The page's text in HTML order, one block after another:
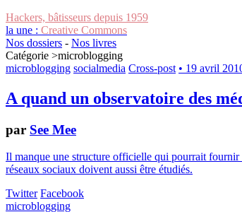
Hackers, bâtisseurs depuis 1959
la une : Creative Commons
Nos dossiers - Nos livres
Catégorie >microblogging
microblogging socialmedia Cross-post • 19 avril
A quand un observatoire des
par See Mee
Il manque une structure officielle qui pourrait fournir
réseaux sociaux doivent aussi être étudiés.
Twitter Facebook
microblogging